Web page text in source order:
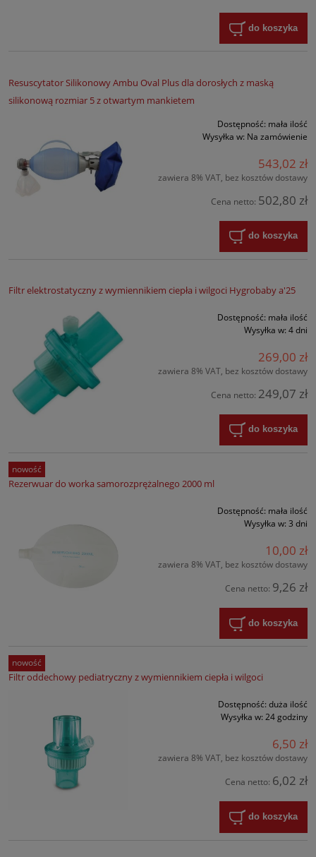
do koszyka
Resuscytator Silikonowy Ambu Oval Plus dla dorosłych z maską
silikonową rozmiar 5 z otwartym mankietem
Dostępność: mała ilość
Wysyłka w: Na zamówienie
543,02 zł
zawiera 8% VAT, bez kosztów dostawy
Cena netto: 502,80 zł
do koszyka
Filtr elektrostatyczny z wymiennikiem ciepła i wilgoci Hygrobaby a'25
Dostępność: mała ilość
Wysyłka w: 4 dni
269,00 zł
zawiera 8% VAT, bez kosztów dostawy
Cena netto: 249,07 zł
do koszyka
Rezerwuar do worka samorozprężalnego 2000 ml
Dostępność: mała ilość
Wysyłka w: 3 dni
10,00 zł
zawiera 8% VAT, bez kosztów dostawy
Cena netto: 9,26 zł
do koszyka
nowość
Filtr oddechowy pediatryczny z wymiennikiem ciepła i wilgoci
Dostępność: duża ilość
Wysyłka w: 24 godziny
6,50 zł
zawiera 8% VAT, bez kosztów dostawy
Cena netto: 6,02 zł
do koszyka
nowość